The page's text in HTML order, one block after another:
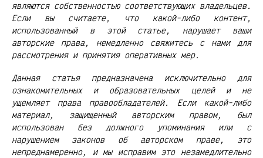
являются собственностью соответствующих владельцев.
Если вы считаете, что какой-либо контент,
использованный в этой статье, нарушает ваши
авторские права, немедленно свяжитесь с нами для
рассмотрения и принятия оперативных мер.
Данная статья предназначена исключительно для
ознакомительных и образовательных целей и не
ущемляет права правообладателей. Если какой-либо
материал, защищенный авторским правом, был
использован без должного упоминания или с
нарушением законов об авторском праве, это
непреднамеренно, и мы исправим это незамедлительно